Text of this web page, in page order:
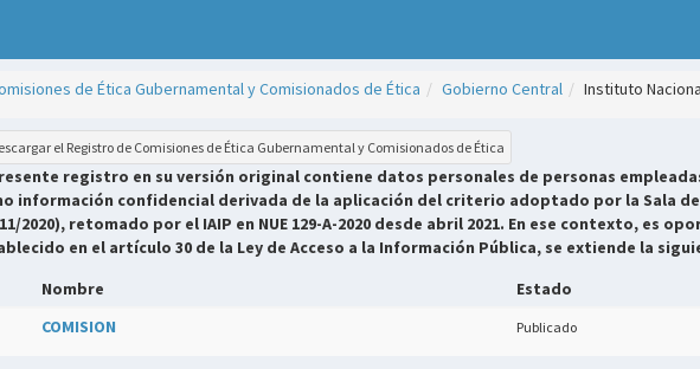
de Ética Gubernamental y Comisionados de Ética Gobierno Central Instituto
el Registro de Comisiones de Ética Gubernamental y Comisionados de Ética
registro en su versión original contiene datos personales de personas
información confidencial derivada de la aplicación del criterio adoptado por la Sala de
2020), retomado por el IAIP en NUE 129-A-2020 desde abril 2021. En ese contexto,
en el artículo 30 de la Ley de Acceso a la Información Pública, se extiende la
Nombre
Estado
COMISION
Publicado